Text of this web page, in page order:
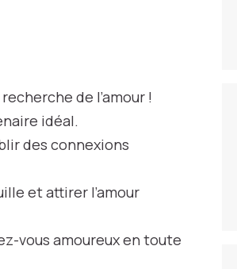
de l’amour !
idéal.
des connexions
et attirer l’amour
vous amoureux en toute